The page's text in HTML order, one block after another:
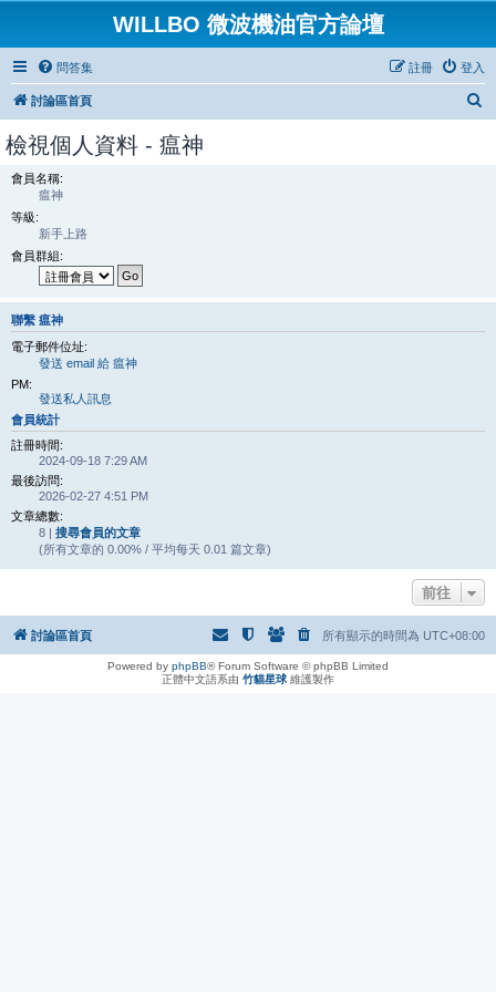
WILLBO 微波機油官方論壇
問答集 登入
註冊
討論區首頁
檢視個人資料 - 瘟神
會員名稱:
瘟神
等級:
新手上路
會員群組:
聯繫 瘟神
電子郵件位址:
發送 email 給 瘟神
PM:
發送私人訊息
會員統計
註冊時間:
2024-09-18 7:29 AM
最後訪問:
2026-02-27 4:51 PM
文章總數:
8 | 搜尋會員的文章
(所有文章的 0.00% / 平均每天 0.01 篇文章)
前往
討論區首頁 所有顯示的時間為 UTC+08:00
Powered by phpBB® Forum Software © phpBB Limited
正體中文語系由 竹貓星球 維護製作